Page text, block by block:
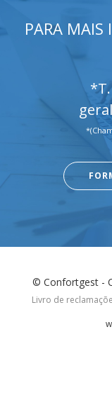
PARA MAIS
© Confortgest -
Livro de